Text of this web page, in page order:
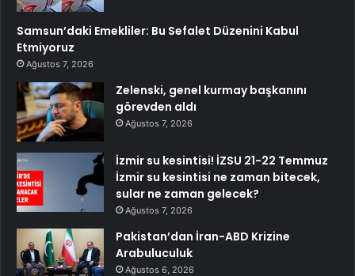
Samsun’daki Emekliler: Bu Sefalet Düzenini Kabul
Etmiyoruz
Ağustos 7, 2026
Zelenski, genel kurmay başkanını
görevden aldı
Ağustos 7, 2026
İzmir su kesintisi! İZSU 21-22 Temmuz
İzmir su kesintisi ne zaman bitecek,
sular ne zaman gelecek?
Ağustos 7, 2026
Pakistan’dan İran-ABD Krizine
Arabuluculuk
Ağustos 6, 2026